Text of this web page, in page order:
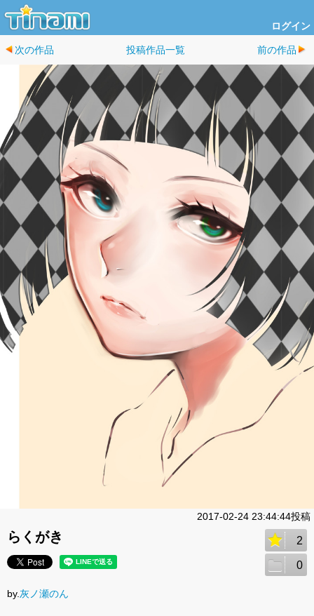
ログイン
次の作品 投稿作品一覧 前の作品
2017-02-24 23:44:44投稿
らくがき 2
0
by.灰ノ瀬のん